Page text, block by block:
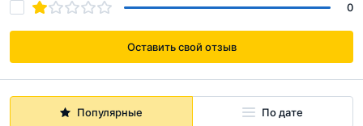
Оставить свой отзыв
Популярные По дате
0